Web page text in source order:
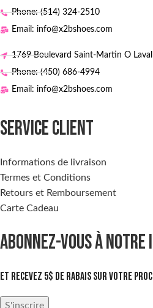
Phone: (514) 324-2510
Email: info@x2bshoes.com
1769 Boulevard Saint-Martin O
Phone: (450) 686-4994
Email: info@x2bshoes.com
SERVICE CLIENT
Informations de livraison
Termes et Conditions
Retours et Remboursement
Carte Cadeau
ABONNEZ-VOUS À NOTRE
Et recevez 5$ de rabais sur votre
S'inscrire